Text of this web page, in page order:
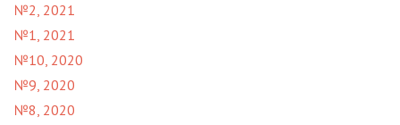
№2, 2021
№1, 2021
№10, 2020
№9, 2020
№8, 2020